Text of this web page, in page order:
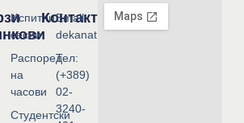
Испитни
сесии
Распоред
на
часови
Студентски
Контакт
Email:
dekanat@flf.ukim.edu.mk
Тел:
(+389)
02-
3240-